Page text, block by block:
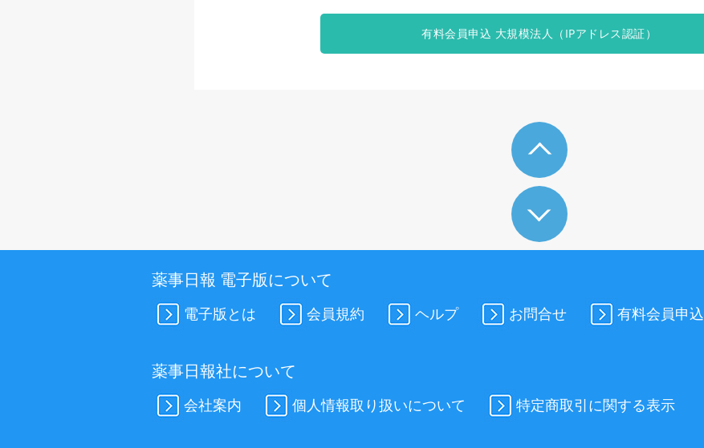
有料会員申込 大規模法人（IPアドレス認証）
薬事日報 電子版について
電子版とは 会員規約 ヘルプ お問合せ 有料会員申込
薬事日報社について
会社案内 個人情報取り扱いについて 特定商取引に関する表示